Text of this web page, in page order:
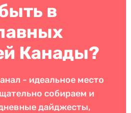
в
Канады?
- идеальное место
собираем и
дайджесты,